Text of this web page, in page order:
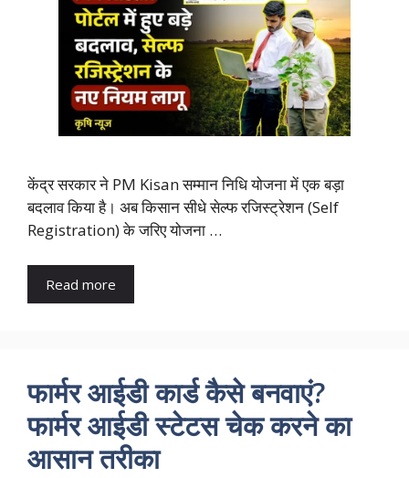
केंद्र सरकार ने PM Kisan सम्मान निधि योजना में एक बड़ा
बदलाव किया है। अब किसान सीधे सेल्फ रजिस्ट्रेशन (Self
Registration) के जरिए योजना …
Read more
फार्मर आईडी कार्ड कैसे बनवाएं?
फार्मर आईडी स्टेटस चेक करने का
आसान तरीका